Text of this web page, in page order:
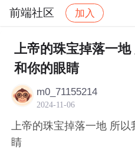
前端社区 加入
社区 前端社区 感慨
上帝的珠宝掉落一
和你的眼睛
m0_71155214
2024-11-06
上帝的珠宝掉落一地 所
睛